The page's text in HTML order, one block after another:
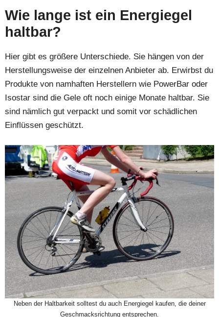
Wie lange ist ein Energiegel
haltbar?
Hier gibt es größere Unterschiede. Sie hängen von der
Herstellungsweise der einzelnen Anbieter ab. Erwirbst du
Produkte von namhaften Herstellern wie PowerBar oder
Isostar sind die Gele oft noch einige Monate haltbar. Sie
sind nämlich gut verpackt und somit vor schädlichen
Einflüssen geschützt.
Neben der Haltbarkeit solltest du auch Energiegel kaufen, die deiner
Geschmacksrichtung entsprechen.